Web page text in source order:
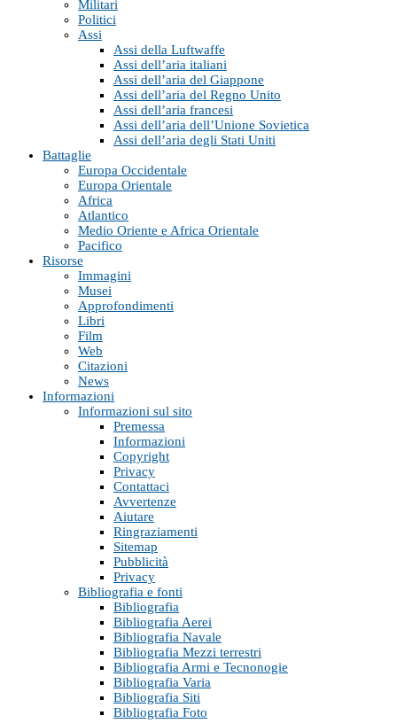
Militari
Politici
Assi
Assi della Luftwaffe
Assi dell’aria italiani
Assi dell’aria del Giappone
Assi dell’aria del Regno Unito
Assi dell’aria francesi
Assi dell’aria dell’Unione Sovietica
Assi dell’aria degli Stati Uniti
Battaglie
Europa Occidentale
Europa Orientale
Africa
Atlantico
Medio Oriente e Africa Orientale
Pacifico
Risorse
Immagini
Musei
Approfondimenti
Libri
Film
Web
Citazioni
News
Informazioni
Informazioni sul sito
Premessa
Informazioni
Copyright
Privacy
Contattaci
Avvertenze
Aiutare
Ringraziamenti
Sitemap
Pubblicità
Privacy
Bibliografia e fonti
Bibliografia
Bibliografia Aerei
Bibliografia Navale
Bibliografia Mezzi terrestri
Bibliografia Armi e Tecnonogie
Bibliografia Varia
Bibliografia Siti
Bibliografia Foto